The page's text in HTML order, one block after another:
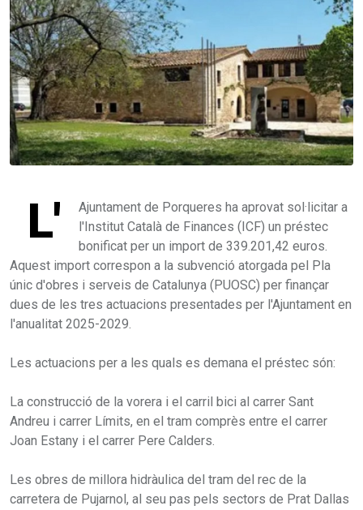
L'
Ajuntament de Porqueres ha aprovat sol·licitar a
l'Institut Català de Finances (ICF) un préstec
bonificat per un import de 339.201,42 euros.
Aquest import correspon a la subvenció atorgada pel Pla
únic d'obres i serveis de Catalunya (PUOSC) per finançar
dues de les tres actuacions presentades per l'Ajuntament en
l'anualitat 2025-2029.
Les actuacions per a les quals es demana el préstec són:
La construcció de la vorera i el carril bici al carrer Sant
Andreu i carrer Límits, en el tram comprès entre el carrer
Joan Estany i el carrer Pere Calders.
Les obres de millora hidràulica del tram del rec de la
carretera de Pujarnol, al seu pas pels sectors de Prat Dallas